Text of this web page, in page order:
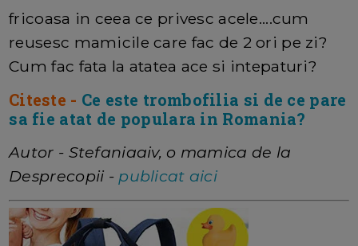
fricoasa in ceea ce privesc acele....cum
reusesc mamicile care fac de 2 ori pe zi?
Cum fac fata la atatea ace si intepaturi?
Citeste - Ce este trombofilia si de ce pare
sa fie atat de populara in Romania?
Autor - Stefaniaaiv, o mamica de la
Desprecopii - publicat aici